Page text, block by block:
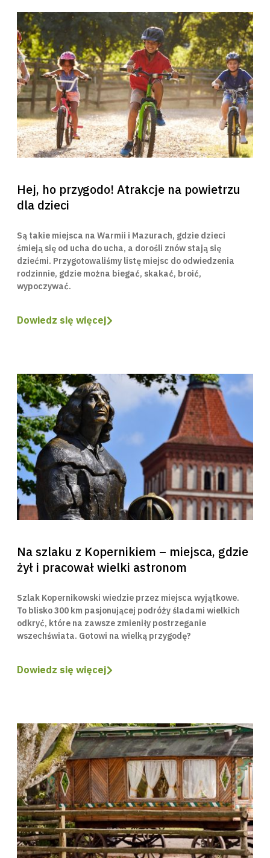
Hej, ho przygodo! Atrakcje na powietrzu
dla dzieci
Są takie miejsca na Warmii i Mazurach, gdzie dzieci
śmieją się od ucha do ucha, a dorośli znów stają się
dziećmi. Przygotowaliśmy listę miejsc do odwiedzenia
rodzinnie, gdzie można biegać, skakać, broić,
wypoczywać.
Dowiedz się więcej
Na szlaku z Kopernikiem – miejsca, gdzie
żył i pracował wielki astronom
Szlak Kopernikowski wiedzie przez miejsca wyjątkowe.
To blisko 300 km pasjonującej podróży śladami wielkich
odkryć, które na zawsze zmieniły postrzeganie
wszechświata. Gotowi na wielką przygodę?
Dowiedz się więcej